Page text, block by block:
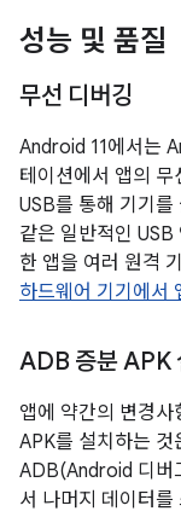
성능 및 품질
무선 디버깅
Android 11에서는
테이션에서 앱의 무
USB를 통해 기기
같은 일반적인
한 앱을 여러 원격
하드웨어 기기에서
ADB 증분 APK
앱에 약간의 변경
APK를 설치하는 것
ADB(Android 디버
서 나머지 데이터